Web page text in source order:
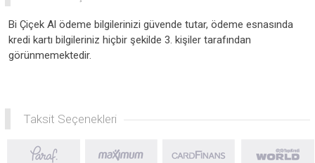
Bi Çiçek Al ödeme bilgilerinizi güvende tutar, ödeme esnasında
kredi kartı bilgileriniz hiçbir şekilde 3. kişiler tarafından
görünmemektedir.
Taksit Seçenekleri